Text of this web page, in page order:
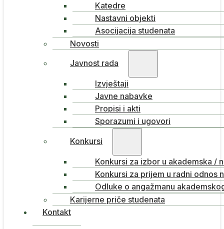
Katedre
Nastavni objekti
Asocijacija studenata
Novosti
Javnost rada
Izvještaji
Javne nabavke
Propisi i akti
Sporazumi i ugovori
Konkursi
Konkursi za izbor u akademska /
Konkursi za prijem u radni odnos
Odluke o angažmanu
Karijerne priče studenata
Kontakt